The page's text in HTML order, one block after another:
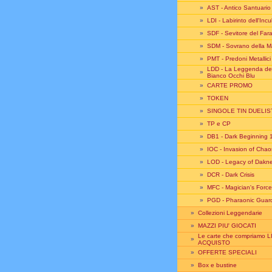
» AST - Antico Santuario
» LDI - Labirinto
» SDF - Sevitore del
» SDM - Sovrano della
» PMT - Predoni Metallici
» LDD - La Leggenda
Bianco Occhi Blu
» CARTE PROMO
» TOKEN
» SINGOLE TIN
» TP e CP
» DB1 - Dark Beginning 1
» IOC - Invasion of
» LOD - Legacy of
» DCR - Dark Crisis
» MFC - Magician's Force
» PGD - Pharaonic
» Collezioni Leggendarie
» MAZZI PIU' GIOCATI
» Le carte che compriamo
ACQUISTO
» OFFERTE SPECIALI
» Box e bustine